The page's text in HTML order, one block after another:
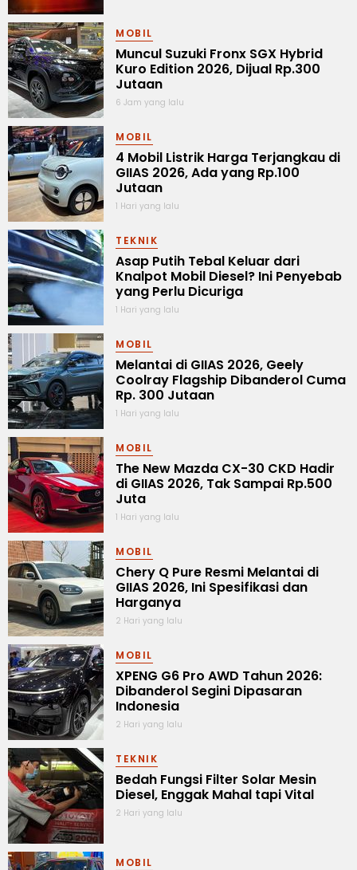
MOBIL
Muncul Suzuki Fronx SGX Hybrid
Kuro Edition 2026, Dijual Rp.300
Jutaan
6 Jam yang lalu
MOBIL
4 Mobil Listrik Harga Terjangkau di
GIIAS 2026, Ada yang Rp.100
Jutaan
1 Hari yang lalu
TEKNIK
Asap Putih Tebal Keluar dari
Knalpot Mobil Diesel? Ini Penyebab
yang Perlu Dicuriga
1 Hari yang lalu
MOBIL
Melantai di GIIAS 2026, Geely
Coolray Flagship Dibanderol Cuma
Rp. 300 Jutaan
1 Hari yang lalu
MOBIL
The New Mazda CX-30 CKD Hadir
di GIIAS 2026, Tak Sampai Rp.500
Juta
1 Hari yang lalu
MOBIL
Chery Q Pure Resmi Melantai di
GIIAS 2026, Ini Spesifikasi dan
Harganya
2 Hari yang lalu
MOBIL
XPENG G6 Pro AWD Tahun 2026:
Dibanderol Segini Dipasaran
Indonesia
2 Hari yang lalu
TEKNIK
Bedah Fungsi Filter Solar Mesin
Diesel, Enggak Mahal tapi Vital
2 Hari yang lalu
MOBIL